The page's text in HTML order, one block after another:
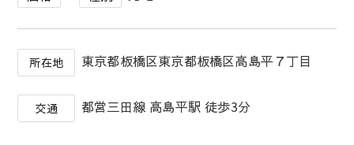
所在地 東京都板橋区東京都板橋区高島平７丁目
交通 都営三田線 高島平駅 徒歩3分